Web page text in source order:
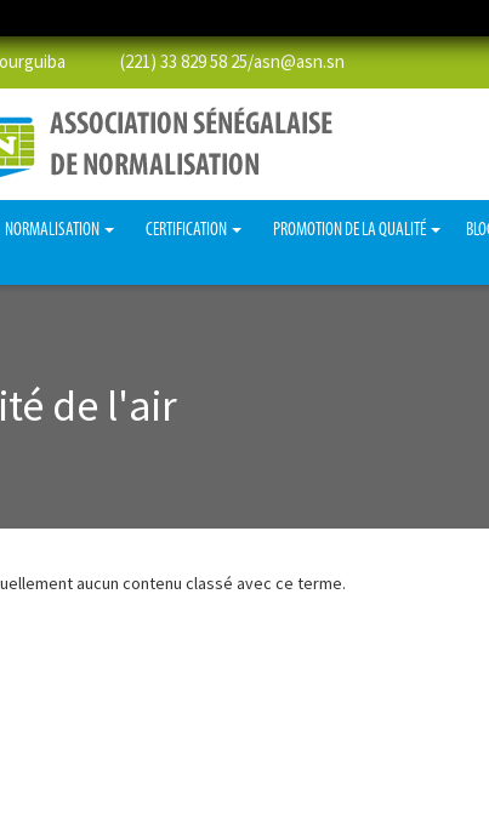
(221) 33 829 58 25/asn@asn.sn
NORMALISATION CERTIFICATION PROMOTION DE LA QUALITÉ
de l'air
aucun contenu classé avec ce terme.